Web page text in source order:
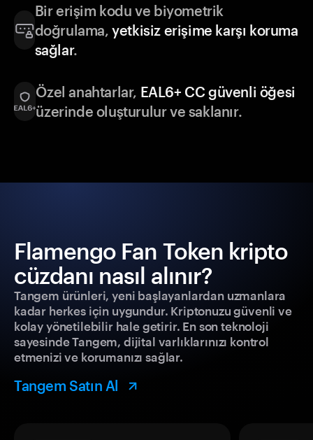
Bir erişim kodu ve biyometrik
doğrulama,yetkisiz erişime karşı koruma
sağlar.
Özel anahtarlar, EAL6+ CC güvenli öğesi
üzerinde oluşturulur ve saklanır.
Flamengo Fan Token kripto
cüzdanı nasıl alınır?
Tangem ürünleri, yeni başlayanlardan uzmanlara
kadar herkes için uygundur. Kriptonuzu güvenli ve
kolay yönetilebilir hale getirir. En son teknoloji
sayesinde Tangem, dijital varlıklarınızı kontrol
etmenizi ve korumanızı sağlar.
Tangem Satın Al